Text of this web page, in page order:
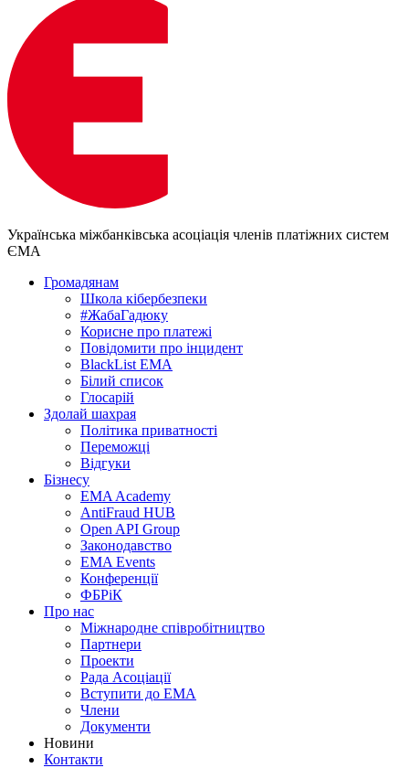
Українська міжбанківська асоціація членів платіжних систем
ЄМА
Громадянам
Школа кібербезпеки
#ЖабаГадюку
Корисне про платежі
Повідомити про інцидент
BlackList EMA
Білий список
Глосарій
Здолай шахрая
Політика приватності
Переможцi
Відгуки
Бізнесу
EMA Academy
AntiFraud HUB
Open API Group
Законодавство
EMA Events
Конференції
ФБРіК
Про нас
Міжнародне співробітництво
Партнери
Проекти
Рада Асоціації
Вступити до ЕМА
Члени
Документи
Новини
Контакти